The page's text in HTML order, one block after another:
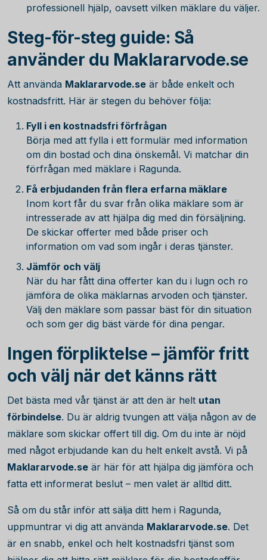
professionell hjälp, oavsett vilken mäklare du väljer.
Steg-för-steg guide: Så
använder du Maklararvode.se
Att använda Maklararvode.se är både enkelt och
kostnadsfritt. Här är stegen du behöver följa:
Fyll i en kostnadsfri förfrågan
Börja med att fylla i ett formulär med information
om din bostad och dina önskemål. Vi matchar din
förfrågan med mäklare i Ragunda.
Få erbjudanden från flera erfarna mäklare
Inom kort får du svar från olika mäklare som är
intresserade av att hjälpa dig med din försäljning.
De skickar offerter med både priser och
information om vad som ingår i deras tjänster.
Jämför och välj
När du har fått dina offerter kan du i lugn och ro
jämföra de olika mäklarnas arvoden och tjänster.
Välj den mäklare som passar bäst för din situation
och som ger dig bäst värde för dina pengar.
Ingen förpliktelse – jämför fritt
och välj när det känns rätt
Det bästa med vår tjänst är att den är helt utan
förbindelse. Du är aldrig tvungen att välja någon av de
mäklare som skickar offert till dig. Om du inte är nöjd
med något erbjudande kan du helt enkelt avstå. Vi på
Maklararvode.se är här för att hjälpa dig jämföra och
fatta ett informerat beslut – men valet är alltid ditt.
Så om du står inför att sälja ditt hem i Ragunda,
uppmuntrar vi dig att använda Maklararvode.se. Det
är en snabb, enkel och helt kostnadsfri tjänst som